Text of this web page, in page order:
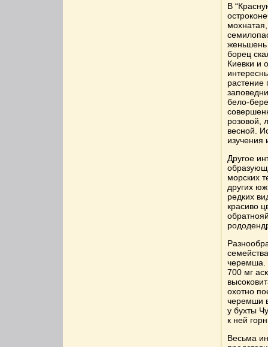
В
женьшень
борец
Киевки и
растение
бело-
розовой,
весной.
изучения
Другое
морских
других
редких
красиво
черемша.
700 мг
охотно
черемши
у бухты
к ней
Весьма